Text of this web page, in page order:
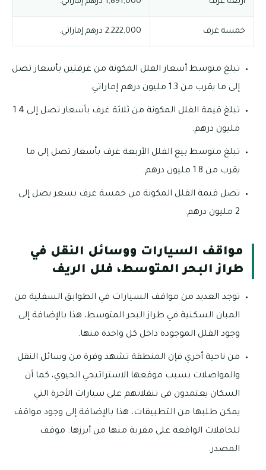
خمسة غرف 2,222,000 درهم إماراتي.
تبلغ متوسط أسعار الفلل المكونة من غرفتين بأسعار تصل
إلى ما يقرب من 1.3 مليون درهم إماراتي.
تبلغ قيمة الفلل المكونة من ثلاثة غرف بأسعار تصل إلى 1.4
مليون درهم.
تبلغ متوسط بيع الفلل الأربعة غرف بأسعار تصل إلى ما
يقرب من 1.8 مليون درهم.
تصل قيمة الفلل المكونة من خمسة غرف بسعر يصل إلى
2 مليون درهم.
مواقف السيارات ووسائل النقل في
طراز البحر المتوسط، فلل الريف
توجد العديد من مواقف السيارات في الطوابق السفلية من
المبان السكنية في طراز البحر المتوسط، هذا بالإضافة إلى
وجود الفلل الموجودة داخل كل واحدة منها.
من ناحية أخري فإن المنطقة تشهد وفرة من وسائل النقل
والمواصلات بسبب موقعها الاستراتيجي الحيوي، كما أن
السكان يعتمدون في تنقلاتهم على سيارات الأجرة التي
يمكن طلبها من التطبيقات، هذا بالإضافة إلى وجود مواقف
للحافلات الواقعة على مقربة منها من أبرزها: موقف
المصدر.